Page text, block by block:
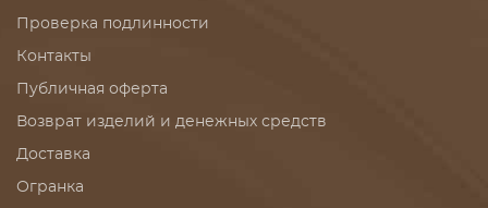
Проверка подлинности
Контакты
Публичная оферта
Возврат изделий и денежных средств
Доставка
Огранка